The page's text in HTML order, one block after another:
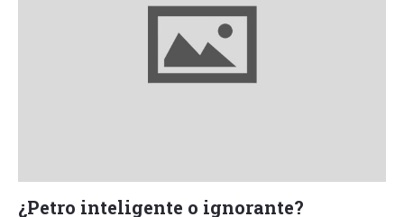
¿Petro inteligente o ignorante?